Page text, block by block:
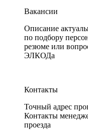
Вакансии
Описание
по подбору
резюме или
ЭЛКОДа
Контакты
Точный адрес
Контакты
проезда